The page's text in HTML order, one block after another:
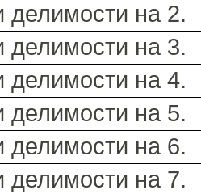
делимости на 2.
делимости на 3.
делимости на 4.
делимости на 5.
делимости на 6.
делимости на 7.